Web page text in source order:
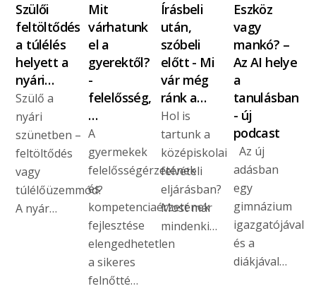
Szülői
feltöltődés
a túlélés
helyett a
nyári…
Szülő a
nyári
szünetben –
feltöltődés
vagy
túlélőüzemmód?
A nyár…
Mit
várhatunk
el a
gyerektől?
-
felelősség,
…
A
gyermekek
felelősségérzetének
és
kompetenciaérzetének
fejlesztése
elengedhetetlen
a sikeres
felnőtté…
Írásbeli
után,
szóbeli
előtt - Mi
vár még
ránk a…
Hol is
tartunk a
középiskolai
felvételi
eljárásban?
Most már
mindenki…
Eszköz
vagy
mankó? –
Az AI helye
a
tanulásban
- új
podcast
Az új
adásban
egy
gimnázium
igazgatójával
és a
diákjával…